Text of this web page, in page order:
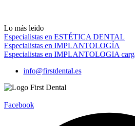
Lo más leido
Especialistas en ESTÉTICA DENTAL
Especialistas en IMPLANTOLOGÍA
Especialistas en IMPLANTOLOGIA
info@firstdental.es
Facebook